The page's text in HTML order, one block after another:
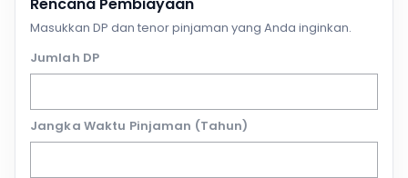
Masukkan DP dan tenor pinjaman yang Anda inginkan.
Jumlah DP
Jangka Waktu Pinjaman (Tahun)